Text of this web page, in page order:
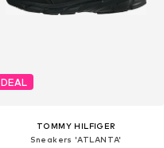
DEAL
TOMMY HILFIGER
Sneakers 'ATLANTA'